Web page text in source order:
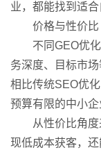
业，都能找到适合
价格与性价比
不同GEO优化
务深度、目标市
相比传统SEO优
预算有限的中小企
从性价比角度
现低成本获客，